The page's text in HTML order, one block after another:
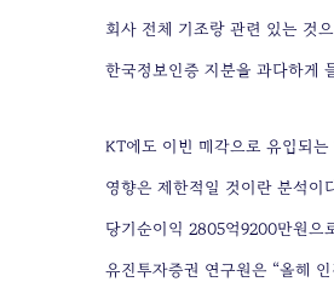
회사 전체 기조랑 관련 있는 것
한국정보인증 지분을 과다하게
KT에도 이번 매각으로 유입되
영향은 제한적일 것이란 분석이
당기순이익 2805억9200만원으
유진투자증권 연구원은 “올해